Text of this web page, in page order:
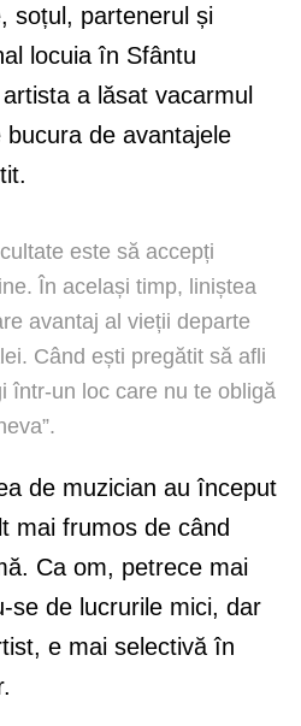
soțul, partenerul și
locuia în Sfântu
a lăsat vacarmul
de avantajele
este să accepți
În același timp, liniștea
avantaj al vieții departe
Când ești pregătit să afli
într-un loc care nu te obligă
de muzician au început
mai frumos de când
Ca om, petrece mai
se de lucrurile mici, dar
e mai selectivă în